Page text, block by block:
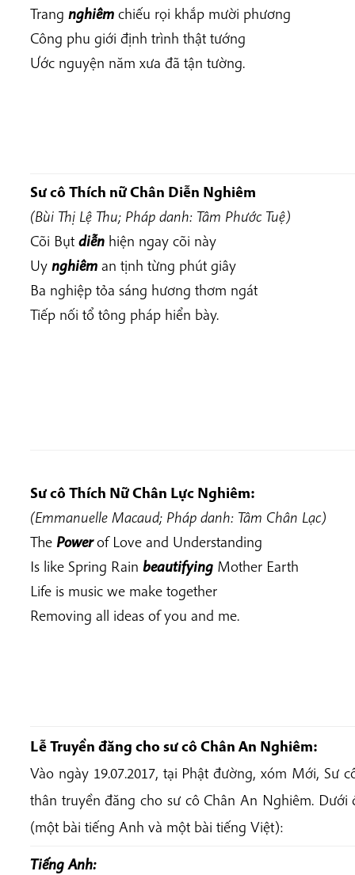
Trang nghiêm chiếu rọi khắp mười phương
Công phu giới định trình thật tướng
Ước nguyện năm xưa đã tận tường.
Sư cô Thích nữ Chân Diễn Nghiêm
(Bùi Thị Lệ Thu; Pháp danh: Tâm Phước Tuệ)
Cõi Bụt diễn hiện ngay cõi này
Uy nghiêm an tịnh từng phút giây
Ba nghiệp tỏa sáng hương thơm ngát
Tiếp nối tổ tông pháp hiển bày.
Sư cô Thích Nữ Chân Lực Nghiêm:
(Emmanuelle Macaud; Pháp danh: Tâm Chân Lạc)
The Powerof Love and Understanding
Is like Spring Rain beautifying Mother Earth
Life is music we make together
Removing all ideas of you and me.
Lễ Truyền đăng cho sư cô Chân An Nghiêm:
Vào ngày 19.07.2017, tại Phật đường, xóm Mới,
thân truyền đăng cho sư cô Chân An Nghiêm.
(một bài tiếng Anh và một bài tiếng Việt):
Tiếng Anh: